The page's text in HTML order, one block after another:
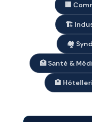
🏢
🏗️
🏘️
🏥 Santé &
🏨